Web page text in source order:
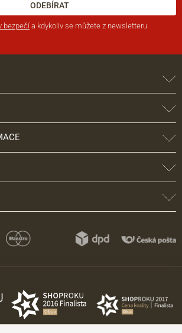
ODEBÍRAT
bezpečía kdykoliv se můžete z newsletteru